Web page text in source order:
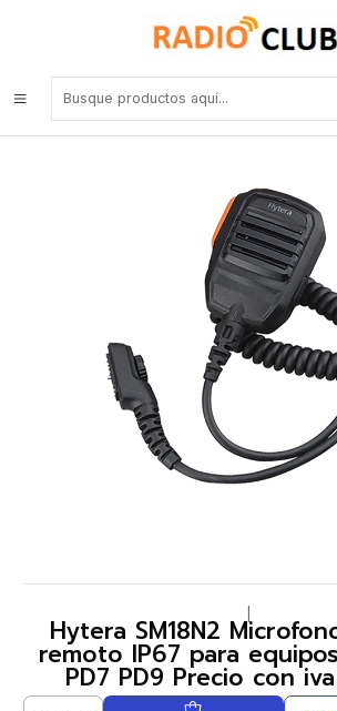
Micrófono Parlante Remoto
Hytera SM18N2 Microfono parlante remoto
portátiles PD7 PD9 Precio con iva incluido
Hytera SM18N2
remoto IP67 para
PD7 PD9 Precio con